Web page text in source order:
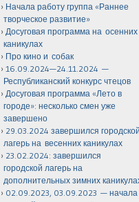
Начала работу группа «Раннее
творческое развитие»
Досуговая программа на осенних
каникулах
Про кино и собак
16.09.2024—24.11.2024 —
Республиканский конкурс чтецов
Досуговая программа «Лето в
городе»: несколько смен уже
завершено
29.03.2024 завершился
лагерь на весенних каникулах
23.02.2024: завершился
городской лагерь на
дополнительных зимних
02.09.2023, 03.09.2023 — начала